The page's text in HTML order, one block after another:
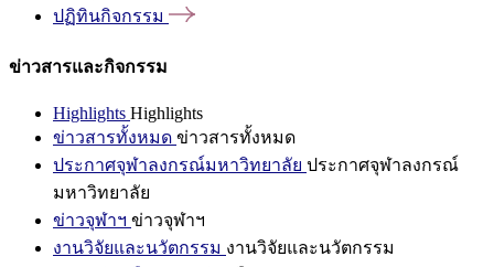
ปฏิทินกิจกรรม
ข่าวสารและกิจกรรม
Highlights Highlights
ข่าวสารทั้งหมด ข่าวสารทั้งหมด
ประกาศจุฬาลงกรณ์มหาวิทยาลัย ประกาศจุฬาลงกรณ์
มหาวิทยาลัย
ข่าวจุฬาฯ ข่าวจุฬาฯ
งานวิจัยและนวัตกรรม งานวิจัยและนวัตกรรม